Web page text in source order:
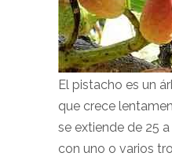
El pistacho es un
que crece
se extiende de 25
con uno o varios